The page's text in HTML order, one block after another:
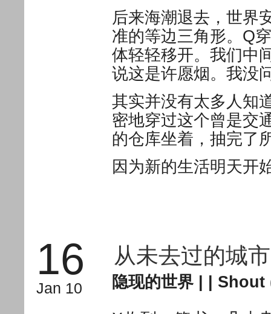
后来海潮退去，世界
准的等边三角形。Q
体轻轻移开。我们中
说这是许愿烟。我没
其实并没有太多人知
密地穿过这个曾是交
的仓库坐着，抽完了
因为新的生活明天开
16
Jan 10
从未去过的城市
隐现的世界 Shout